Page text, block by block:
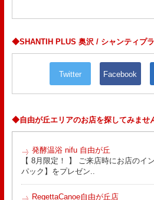
◆SHANTIH PLUS 奥沢 / シャンティプ
Twitter Facebook
◆自由が丘エリアのお店を探してみませ
発酵温浴 nifu 自由が丘
【 8月限定！ 】 ご来店時にお店の
パック】をプレゼン..
RegettaCanoe自由が丘店